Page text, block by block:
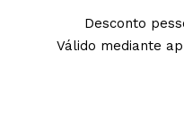
Desconto
Válido mediante